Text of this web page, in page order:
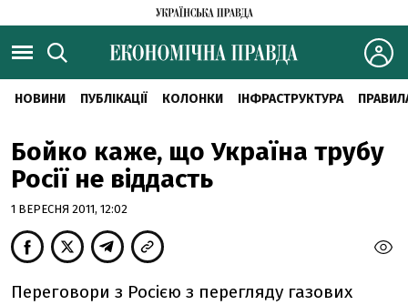
НОВИНИ ПУБЛІКАЦІЇ КОЛОНКИ ІНФРАСТРУКТУРА
Бойко каже, що Україна трубу
Росії не віддасть
1 ВЕРЕСНЯ 2011, 12:02
Переговори з Росією з перегляду газових